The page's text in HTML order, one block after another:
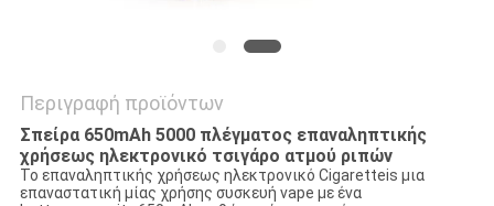
Περιγραφή προϊόντων
Σπείρα 650mAh 5000 πλέγματος επαναληπτικής
χρήσεως ηλεκτρονικό τσιγάρο ατμού ριπών
Το επαναληπτικής χρήσεως ηλεκτρονικό Cigaretteis μια
επαναστατική μίας χρήσης συσκευή vape με ένα